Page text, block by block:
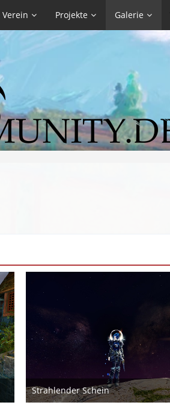
Verein Projekte Galerie
Strahlender Schein
10. Oktober 2021